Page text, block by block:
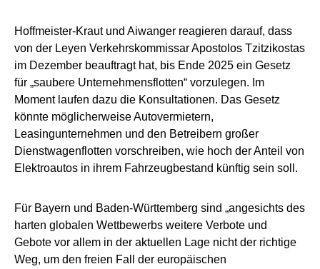
Hoffmeister-Kraut und Aiwanger reagieren darauf, dass
von der Leyen Verkehrskommissar Apostolos Tzitzikostas
im Dezember beauftragt hat, bis Ende 2025 ein Gesetz
für „saubere Unternehmensflotten“ vorzulegen. Im
Moment laufen dazu die Konsultationen. Das Gesetz
könnte möglicherweise Autovermietern,
Leasingunternehmen und den Betreibern großer
Dienstwagenflotten vorschreiben, wie hoch der Anteil von
Elektroautos in ihrem Fahrzeugbestand künftig sein soll.
Für Bayern und Baden-Württemberg sind „angesichts des
harten globalen Wettbewerbs weitere Verbote und
Gebote vor allem in der aktuellen Lage nicht der richtige
Weg, um den freien Fall der europäischen